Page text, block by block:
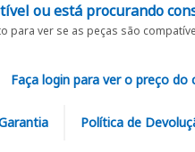
ou está procurando
para ver se as peças são
Faça login para ver o preço do
Política de